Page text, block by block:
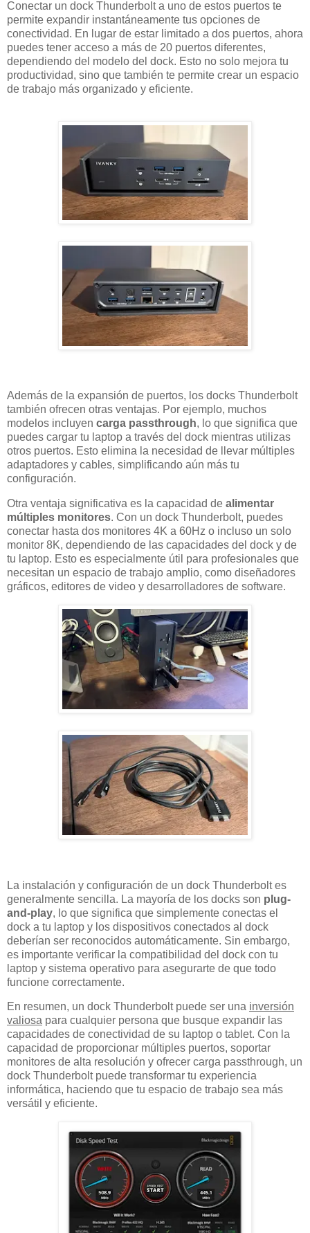
Conectar un dock Thunderbolt a uno de estos puertos te
permite expandir instantáneamente tus opciones de
conectividad. En lugar de estar limitado a dos puertos, ahora
puedes tener acceso a más de 20 puertos diferentes,
dependiendo del modelo del dock. Esto no solo mejora tu
productividad, sino que también te permite crear un espacio
de trabajo más organizado y eficiente.
Además de la expansión de puertos, los docks Thunderbolt
también ofrecen otras ventajas. Por ejemplo, muchos
modelos incluyen carga passthrough, lo que significa que
puedes cargar tu laptop a través del dock mientras utilizas
otros puertos. Esto elimina la necesidad de llevar múltiples
adaptadores y cables, simplificando aún más tu
configuración.
Otra ventaja significativa es la capacidad de alimentar
múltiples monitores. Con un dock Thunderbolt, puedes
conectar hasta dos monitores 4K a 60Hz o incluso un solo
monitor 8K, dependiendo de las capacidades del dock y de
tu laptop. Esto es especialmente útil para profesionales que
necesitan un espacio de trabajo amplio, como diseñadores
gráficos, editores de video y desarrolladores de software.
La instalación y configuración de un dock Thunderbolt es
generalmente sencilla. La mayoría de los docks son plug-
and-play, lo que significa que simplemente conectas el
dock a tu laptop y los dispositivos conectados al dock
deberían ser reconocidos automáticamente. Sin embargo,
es importante verificar la compatibilidad del dock con tu
laptop y sistema operativo para asegurarte de que todo
funcione correctamente.
En resumen, un dock Thunderbolt puede ser una inversión
valiosa para cualquier persona que busque expandir las
capacidades de conectividad de su laptop o tablet. Con la
capacidad de proporcionar múltiples puertos, soportar
monitores de alta resolución y ofrecer carga passthrough, un
dock Thunderbolt puede transformar tu experiencia
informática, haciendo que tu espacio de trabajo sea más
versátil y eficiente.